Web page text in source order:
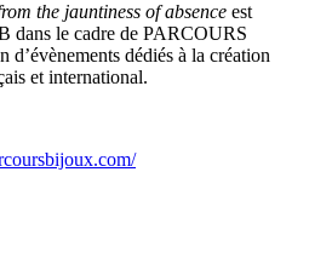
the jauntiness of absence est
dans le cadre de PARCOURS
dédiés à la création
et international.